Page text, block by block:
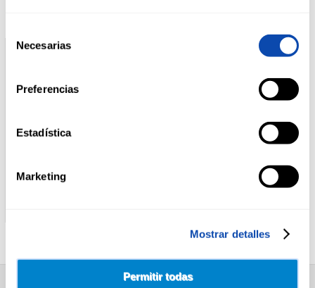
Necesarias
Preferencias
Estadística
Marketing
Mostrar detalles
Permitir todas
MASCOTAS